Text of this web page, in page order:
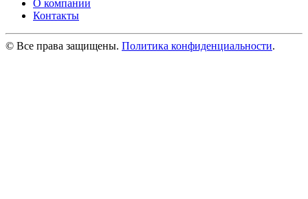
О компании
Контакты
© Все права защищены. Политика конфиденциальности.